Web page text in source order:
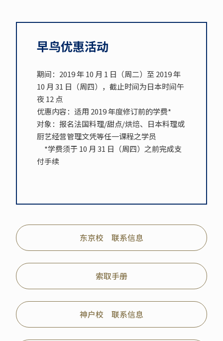
早鸟优惠活动
期间：2019 年 10 月 1 日（周二）至 2019 年
10 月 31 日（周四），截止时间为日本时间午
夜 12 点
优惠内容：适用 2019 年度修订前的学费*
对象：报名法国料理/甜点/烘焙、日本料理或
厨艺经营管理文凭等任一课程之学员
*学费须于 10 月 31 日（周四）之前完成支
付手续
东京校 联系信息
索取手册
神户校 联系信息